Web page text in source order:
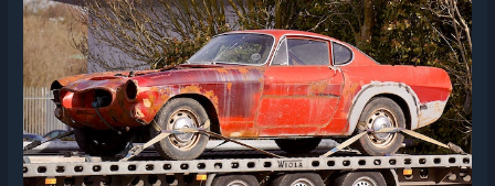
van
een
aanhanger
met
oplooprem